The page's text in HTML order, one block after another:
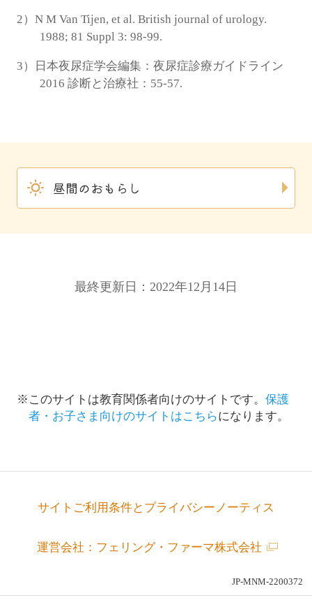
2）N M Van Tijen, et al. British journal of urology.
1988; 81 Suppl 3: 98-99.
3）日本夜尿症学会編集：夜尿症診療ガイドライン
2016 診断と治療社：55-57.
昼間のおもらし
最終更新日：2022年12月14日
※このサイトは教育関係者向けのサイトです。 保護
者・お子さま向けのサイトはこちらになります。
サイトご利用条件とプライバシーノーティス
運営会社：フェリング・ファーマ株式会社
JP-MNM-2200372